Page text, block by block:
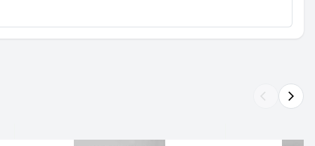
arrow_back_ios arrow_forward_ios